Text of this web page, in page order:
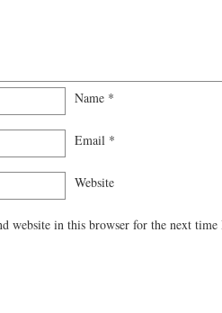
Name *
Email *
Website
website in this browser for the next